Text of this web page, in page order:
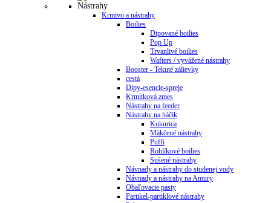
Nástrahy
Krmivo a nástrahy
Boilies
Dipované boilies
Pop Up
Trvanlivé boilies
Wafters / vyvážené nástrahy
Booster - Tekuté zálievky
cestá
Dipy-esencie-spreje
Krmítková zmes
Nástrahy na feeder
Nástrahy na háčik
Kukurica
Mäkčené nástrahy
Puffi
Rohlíkové boilies
Sušené nástrahy
Návnady a nástrahy do studenej vody
Návnady a nástrahy na Amury
Obaľovacie pasty
Partikel-partiklové nástrahy